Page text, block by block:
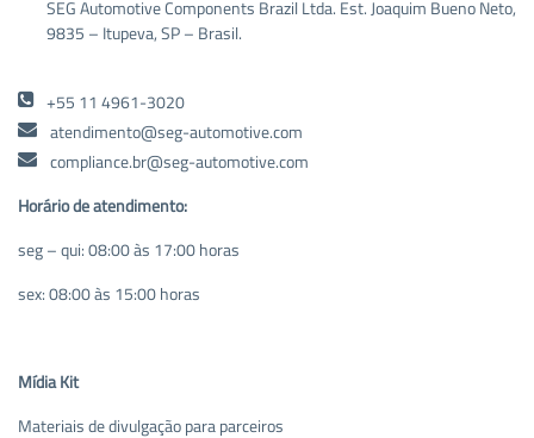
SEG Automotive Components Brazil Ltda. Est. Joaquim Bueno Neto,
9835 – Itupeva, SP – Brasil.
+55 11 4961-3020
atendimento@seg-automotive.com
compliance.br@seg-automotive.com
Horário de atendimento:
seg – qui: 08:00 às 17:00 horas
sex: 08:00 às 15:00 horas
Mídia Kit
Materiais de divulgação para parceiros